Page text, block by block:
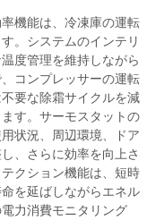
機能は、冷凍庫の運転
。システムのインテリ
度管理を維持しながら
コンプレッサーの運転
要な除霜サイクルを減
す。サーモスタットの
状況、周辺環境、ドア
、さらに効率を向上さ
クション機能は、短時
を延ばしながらエネル
力消費モニタリング